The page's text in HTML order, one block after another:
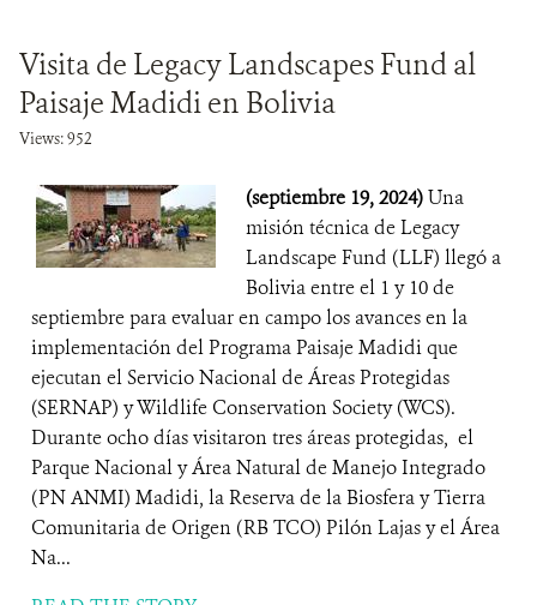
Visita de Legacy Landscapes Fund al
Paisaje Madidi en Bolivia
Views: 952
(septiembre 19, 2024)Una
misión técnica de Legacy
Landscape Fund (LLF) llegó a
Bolivia entre el 1 y 10 de
septiembre para evaluar en campo los avances en la
implementación del Programa Paisaje Madidi que
ejecutan el Servicio Nacional de Áreas Protegidas
(SERNAP) y Wildlife Conservation Society (WCS).
Durante ocho días visitaron tres áreas protegidas, el
Parque Nacional y Área Natural de Manejo Integrado
(PN ANMI) Madidi, la Reserva de la Biosfera y Tierra
Comunitaria de Origen (RB TCO) Pilón Lajas y el Área
Na...